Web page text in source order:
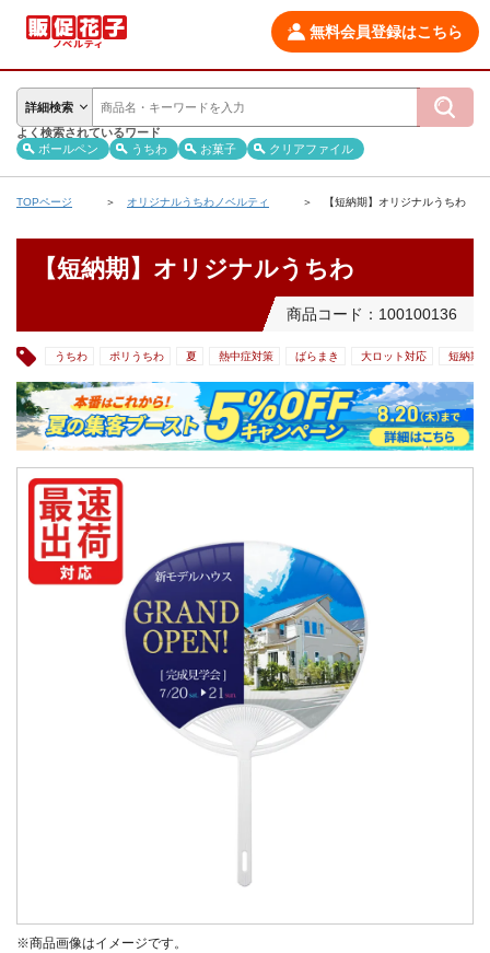
無料会員登録はこちら
詳細検索
よく検索されているワード
ボールペン
うちわ お菓子 クリアファイル
TOPページ オリジナルうちわノベルティ 【短納期】オリジナルうちわ
【短納期】オリジナルうちわ
商品コード：100100136
うちわ ポリうちわ 夏 熱中症対策 ばらまき 大ロット対応 短納期
※商品画像はイメージです。